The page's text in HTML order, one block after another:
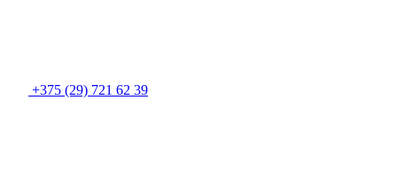
+375 (29) 721 62 39